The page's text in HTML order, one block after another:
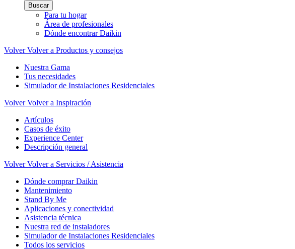
Buscar
Para tu hogar
Área de profesionales
Dónde encontrar Daikin
Volver Volver a Productos y consejos
Nuestra Gama
Tus necesidades
Simulador de Instalaciones Residenciales
Volver Volver a Inspiración
Artículos
Casos de éxito
Experience Center
Descripción general
Volver Volver a Servicios / Asistencia
Dónde comprar Daikin
Mantenimiento
Stand By Me
Aplicaciones y conectividad
Asistencia técnica
Nuestra red de instaladores
Simulador de Instalaciones Residenciales
Todos los servicios